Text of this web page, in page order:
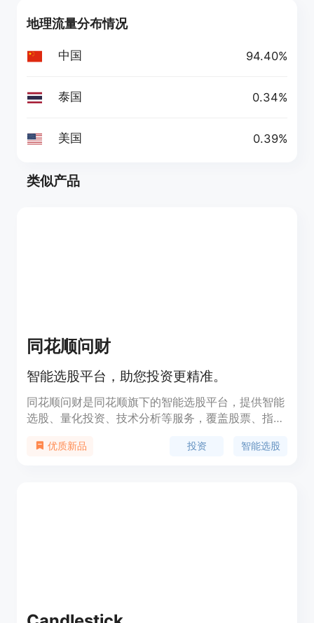
地理流量分布情况
中国 94.40%
泰国 0.34%
美国 0.39%
类似产品
同花顺问财
智能选股平台，助您投资更精准。
同花顺问财是同花顺旗下的智能选股平台，提供智能
选股、量化投资、技术分析等服务，覆盖股票、指
于为投资者提供智能化的投资决策支持。
优质新品 投资 智能选股